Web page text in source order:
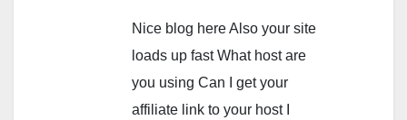
Nice blog here Also your site
loads up fast What host are
you using Can I get your
affiliate link to your host I